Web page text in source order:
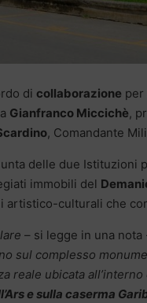
di collaborazione per
Gianfranco Miccichè,
, Comandante
delle due Istituzioni
immobili del
artistico-culturali che
– si legge in una nota
sul complesso
reale ubicata
e sulla caserma